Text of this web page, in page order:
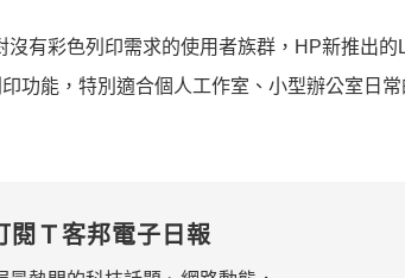
有彩色列印需求的使用者族群，HP新推出的
功能，特別適合個人工作室、小型辦公室日常
閱Ｔ客邦電子日報